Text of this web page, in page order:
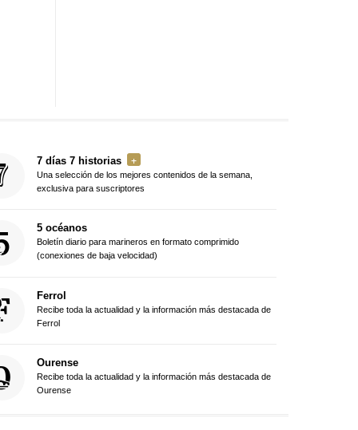
7 días 7 historias
Una selección de los mejores contenidos de la semana,
exclusiva para suscriptores
5 océanos
Boletín diario para marineros en formato comprimido
(conexiones de baja velocidad)
Ferrol
Recibe toda la actualidad y la información más destacada de
Ferrol
Ourense
Recibe toda la actualidad y la información más destacada de
Ourense